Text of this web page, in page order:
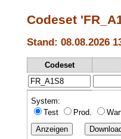
Codeset
Stand: 08.08.2026
Codeset
System:
Test
Prod.